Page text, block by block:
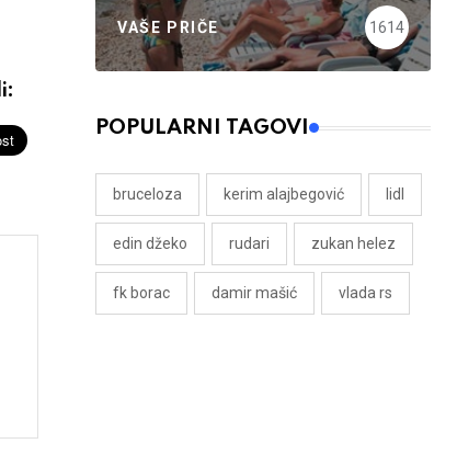
VAŠE PRIČE 1614
POPULARNI TAGOVI
bruceloza kerim alajbegović lidl
edin džeko rudari zukan helez
fk borac damir mašić vlada rs